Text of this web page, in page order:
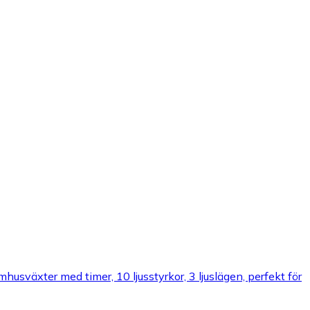
med timer, 10 ljusstyrkor, 3 ljuslägen, perfekt för